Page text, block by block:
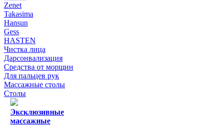
Zenet
Takasima
Hansun
Gess
HASTEN
Чистка лица
Дарсонвализация
Средства от морщин
Для пальцев рук
Массажные столы
Столы
Эксклюзивные
массажные